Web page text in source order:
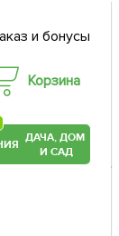
и бонусы
Корзина
ДАЧА, ДОМ
И САД